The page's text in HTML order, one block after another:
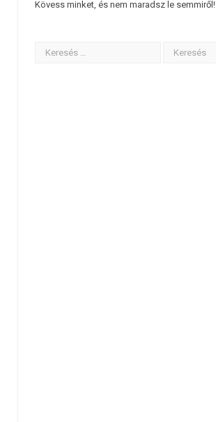
Kövess minket, és nem maradsz le semmiről!